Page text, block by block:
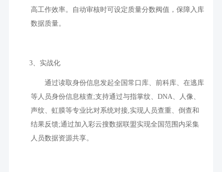
高工作效率。自动审核时可设定质量分数阀值，保障入库
数据质量。
3、实战化
通过读取身份信息发起全国常口库、前科库、在逃库
等人员身份信息核查;支持通过与指掌纹、 DNA、人像、
声纹、虹膜等专业比对系统对接,实现人员查重、倒查和
结果反馈;通过加入彩云搜数据联盟实现全国范围内采集
人员数据资源共享。